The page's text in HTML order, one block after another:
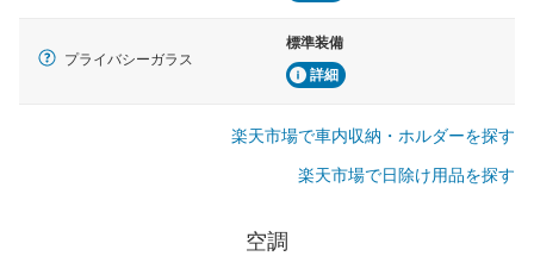
プライバシーガラス
標準装備
詳細
楽天市場で車内収納・ホルダーを探す
楽天市場で日除け用品を探す
空調